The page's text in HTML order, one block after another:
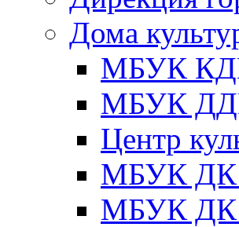
Дома
МБУК КДЦ
МБУК
Центр
МБУК ДК
МБУК ДК